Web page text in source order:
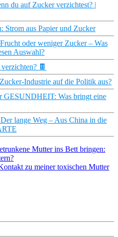
du auf Zucker verzichtest? |
Strom aus Papier und Zucker
oder weniger Zucker – Was
Auswahl?
🍫
Industrie auf die Politik aus?
GESUNDHEIT: Was bringt eine
lange Weg – Aus China in die
Mutter ins Bett bringen:
zu meiner toxischen Mutter